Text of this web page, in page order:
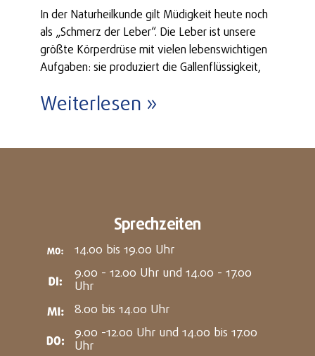
In der Naturheilkunde gilt Müdigkeit heute noch
als „Schmerz der Leber“. Die Leber ist unsere
größte Körperdrüse mit vielen lebenswichtigen
Aufgaben: sie produziert die Gallenflüssigkeit,
Weiterlesen »
Sprechzeiten
14.00 bis 19.00 Uhr
9.00 - 12.00 Uhr und 14.00 - 17.00
Uhr
8.00 bis 14.00 Uhr
9.00 -12.00 Uhr und 14.00 bis 17.00
Uhr